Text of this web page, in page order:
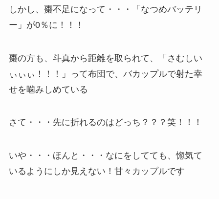
しかし、棗不足になって・・・「なつめバッテリ
ー」が0％に！！！
棗の方も、斗真から距離を取られて、「さむしい
ぃぃぃ！！！」って布団で、バカップルで射た幸
せを噛みしめている
さて・・・先に折れるのはどっち？？？笑！！！
いや・・・ほんと・・・なにをしてても、惚気て
いるようにしか見えない！甘々カップルです